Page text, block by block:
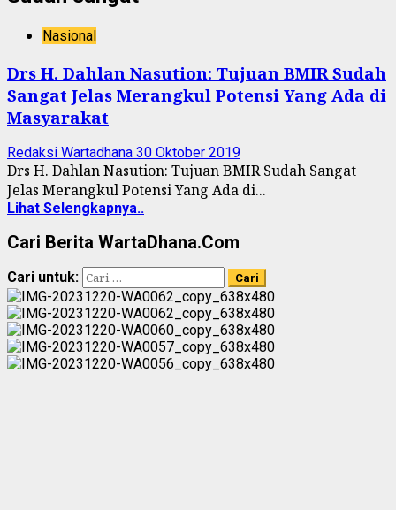
Nasional
Drs H. Dahlan Nasution: Tujuan BMIR Sudah
Sangat Jelas Merangkul Potensi Yang Ada di
Masyarakat
Redaksi Wartadhana 30 Oktober 2019
Drs H. Dahlan Nasution: Tujuan BMIR Sudah Sangat
Jelas Merangkul Potensi Yang Ada di...
Lihat Selengkapnya..
Cari Berita WartaDhana.Com
Cari untuk: